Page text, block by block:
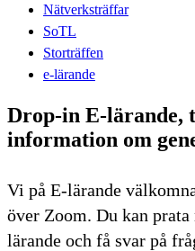
Nätverksträffar
SoTL
Storträffen
e-lärande
Drop-in E-lärande,
information om
Vi på E-lärande
över Zoom. Du kan prata
lärande och få svar på